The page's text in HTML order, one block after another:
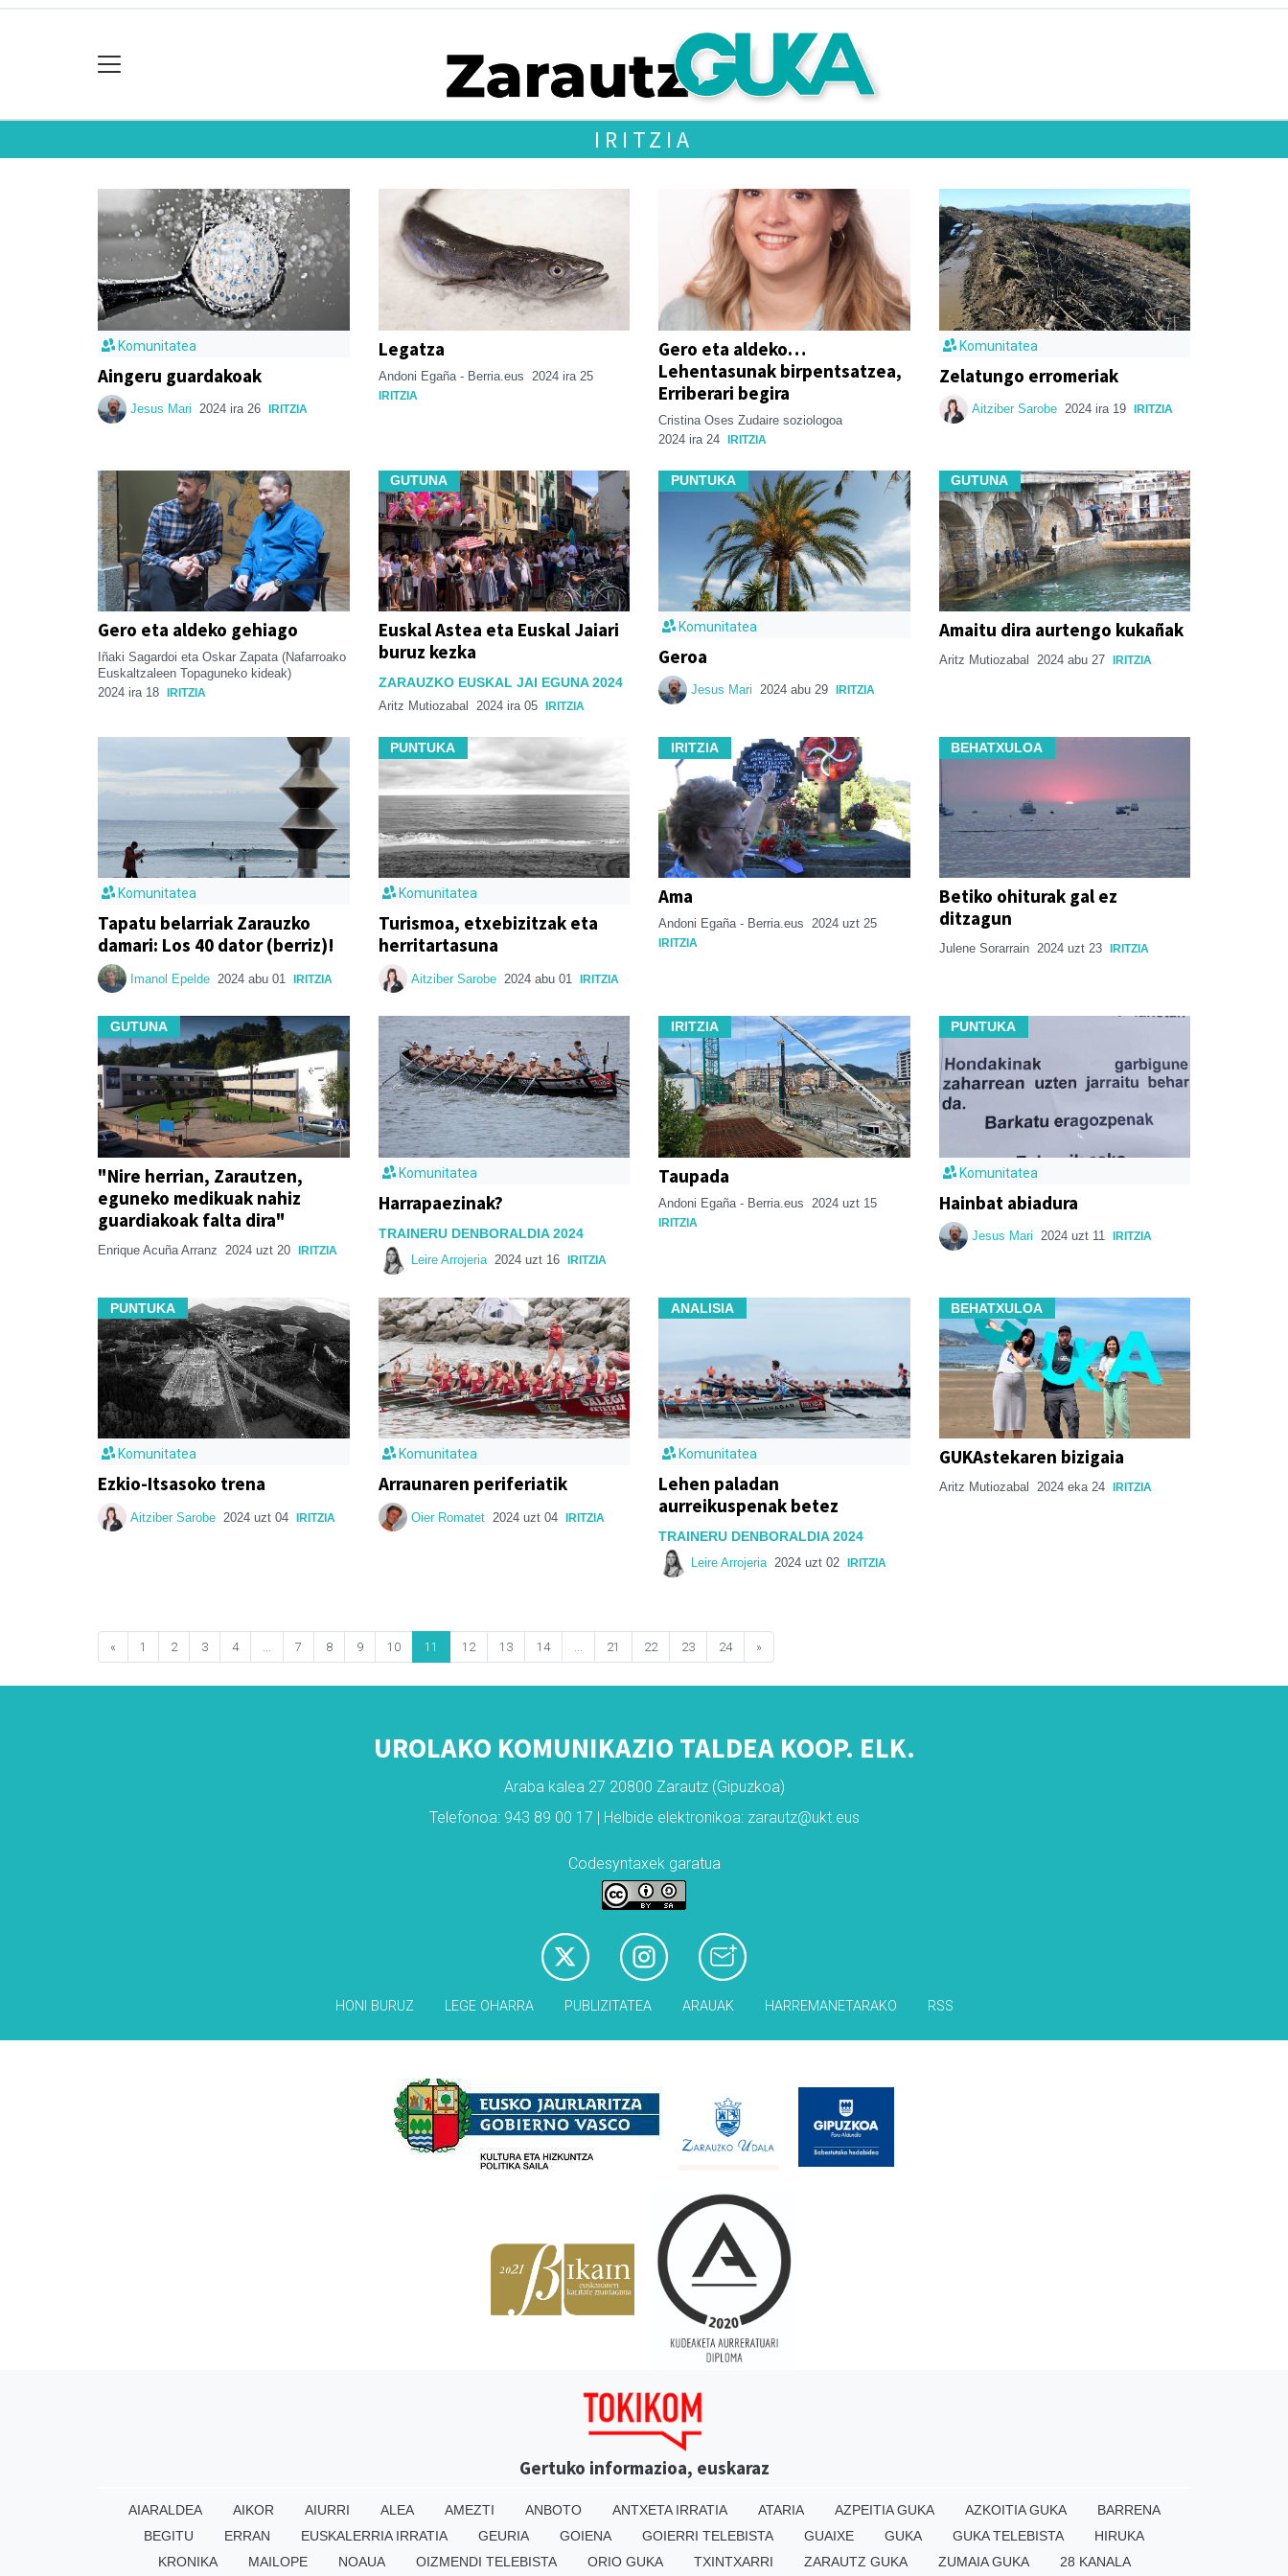
IRITZIA
Komunitatea
Aingeru guardakoak
Jesus Mari 2024 ira 26 IRITZIA
Legatza
Andoni Egaña - Berria.eus 2024 ira 25
IRITZIA
Gero eta aldeko…
Lehentasunak birpentsatzea,
Erriberari begira
Cristina Oses Zudaire soziologoa
2024 ira 24 IRITZIA
Komunitatea
Zelatungo erromeriak
Aitziber Sarobe 2024 ira 19 IRITZIA
Gero eta aldeko gehiago
Iñaki Sagardoi eta Oskar Zapata (Nafarroako
Euskaltzaleen Topaguneko kideak)
2024 ira 18
IRITZIA
GUTUNA
Euskal Astea eta Euskal Jaiari
buruz kezka
ZARAUZKO EUSKAL JAI EGUNA 2024
Aritz Mutiozabal 2024 ira 05 IRITZIA
PUNTUKA
Komunitatea
Geroa
Jesus Mari 2024 abu 29 IRITZIA
GUTUNA
Amaitu dira aurtengo kukañak
Aritz Mutiozabal 2024 abu 27 IRITZIA
Komunitatea
Tapatu belarriak Zarauzko
damari: Los 40 dator (berriz)!
Imanol Epelde 2024 abu 01 IRITZIA
PUNTUKA
Komunitatea
Turismoa, etxebizitzak eta
herritartasuna
Aitziber Sarobe 2024 abu 01 IRITZIA
IRITZIA
Ama
Andoni Egaña - Berria.eus 2024 uzt 25
IRITZIA
BEHATXULOA
Betiko ohiturak gal ez
ditzagun
Julene Sorarrain 2024 uzt 23 IRITZIA
GUTUNA
"Nire herrian, Zarautzen,
eguneko medikuak nahiz
guardiakoak falta dira"
Enrique Acuña Arranz 2024 uzt 20 IRITZIA
Komunitatea
Harrapaezinak?
TRAINERU DENBORALDIA 2024
Leire Arrojeria 2024 uzt 16 IRITZIA
IRITZIA
Taupada
Andoni Egaña - Berria.eus 2024 uzt 15
IRITZIA
PUNTUKA
Komunitatea
Hainbat abiadura
Jesus Mari 2024 uzt 11 IRITZIA
PUNTUKA
Komunitatea
Ezkio-Itsasoko trena
Aitziber Sarobe 2024 uzt 04 IRITZIA
Komunitatea
Arraunaren periferiatik
Oier Romatet 2024 uzt 04 IRITZIA
ANALISIA
Komunitatea
Lehen paladan
aurreikuspenak betez
TRAINERU DENBORALDIA 2024
Leire Arrojeria 2024 uzt 02 IRITZIA
BEHATXULOA
GUKAstekaren bizigaia
Aritz Mutiozabal 2024 eka 24 IRITZIA
« 1 2 3 4 ... 7 8 9 10 11 12 13 14 ... 21 22 23 24 »
UROLAKO KOMUNIKAZIO TALDEA KOOP. ELK.
Araba kalea 27 20800 Zarautz (Gipuzkoa)
Telefonoa: 943 89 00 17 | Helbide elektronikoa: zarautz@ukt.eus
Codesyntaxek garatua
HONI BURUZ LEGE OHARRA PUBLIZITATEA ARAUAK HARREMANETARAKO RSS
Gertuko informazioa, euskaraz
AIARALDEA AIKOR AIURRI ALEA AMEZTI ANBOTO ANTXETA IRRATIA ATARIA AZPEITIA GUKA AZKOITIA GUKA
BARRENA
BEGITU
ERRAN EUSKALERRIA IRRATIA GEURIA GOIENA GOIERRI TELEBISTA GUAIXE GUKA GUKA TELEBISTA
HIRUKA
KRONIKA
MAILOPE NOAUA OIZMENDI TELEBISTA ORIO GUKA TXINTXARRI ZARAUTZ GUKA ZUMAIA GUKA 28 KANALA